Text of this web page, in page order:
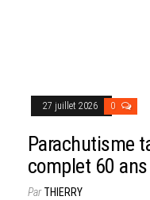
27 juillet 2026 0
Parachutisme
complet 60
ParTHIERRY